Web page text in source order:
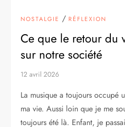
NOSTALGIE / RÉFLEXION
Ce que le retour du
sur notre société
12 avril 2026
La musique a toujours occupé
ma vie. Aussi loin que je me
toujours été là. Enfant, je